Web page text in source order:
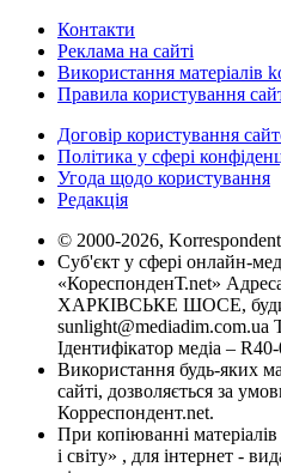
Контакти
Реклама на сайті
Використання матеріалів
Правила користування
Договір користування
Політика у сфері
Угода щодо користування
Редакція
© 2000-2026,
Суб'єкт у сфері онлайн-
«КореспонденТ.net»
ХАРКІВСЬКЕ ШОСЕ,
sunlight@mediadim.com.ua
Ідентифікатор медіа –
Використання будь-яких
сайті, дозволяється за
Корреспондент.net.
При копіюванні
і світу» , для інтернет -